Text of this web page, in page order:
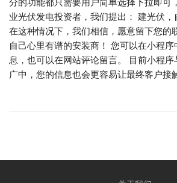
业光伏发电投资者，我们提出： 建光伏，
在这种情况下，我们相信，愿意留下您的
自己心里有谱的安装商！ 您可以在小程
息，也可以在网站评论留言。 目前小程
广中，您的信息也会更容易让最终客户接